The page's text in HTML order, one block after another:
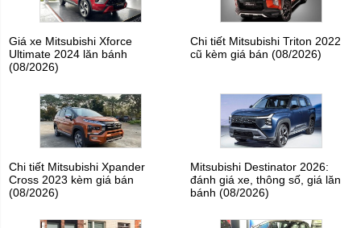
Giá xe Mitsubishi Xforce
Ultimate 2024 lăn bánh
(08/2026)
Chi tiết Mitsubishi Triton 2022
cũ kèm giá bán (08/2026)
Chi tiết Mitsubishi Xpander
Cross 2023 kèm giá bán
(08/2026)
Mitsubishi Destinator 2026:
đánh giá xe, thông số, giá lăn
bánh (08/2026)